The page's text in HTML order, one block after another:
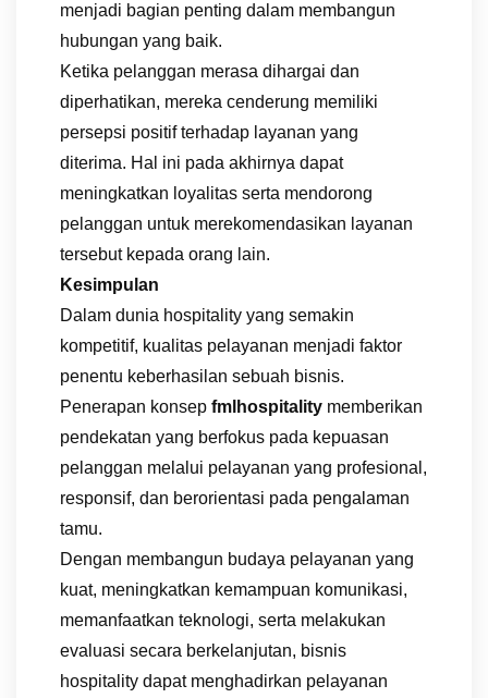
menjadi bagian penting dalam membangun
hubungan yang baik.
Ketika pelanggan merasa dihargai dan
diperhatikan, mereka cenderung memiliki
persepsi positif terhadap layanan yang
diterima. Hal ini pada akhirnya dapat
meningkatkan loyalitas serta mendorong
pelanggan untuk merekomendasikan layanan
tersebut kepada orang lain.
Kesimpulan
Dalam dunia hospitality yang semakin
kompetitif, kualitas pelayanan menjadi faktor
penentu keberhasilan sebuah bisnis.
Penerapan konsep fmlhospitality memberikan
pendekatan yang berfokus pada kepuasan
pelanggan melalui pelayanan yang profesional,
responsif, dan berorientasi pada pengalaman
tamu.
Dengan membangun budaya pelayanan yang
kuat, meningkatkan kemampuan komunikasi,
memanfaatkan teknologi, serta melakukan
evaluasi secara berkelanjutan, bisnis
hospitality dapat menghadirkan pelayanan